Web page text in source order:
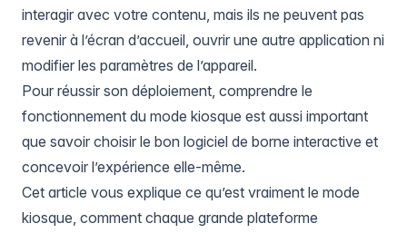
interagir avec votre contenu, mais ils ne peuvent pas
revenir à l’écran d’accueil, ouvrir une autre application ni
modifier les paramètres de l’appareil.
Pour réussir son déploiement, comprendre le
fonctionnement du mode kiosque est aussi important
que savoir choisir le bon logiciel de borne interactive et
concevoir l’expérience elle-même.
Cet article vous explique ce qu’est vraiment le mode
kiosque, comment chaque grande plateforme